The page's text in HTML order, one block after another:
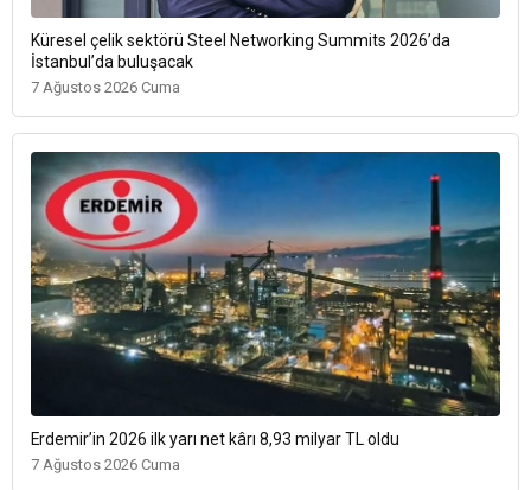
Küresel çelik sektörü Steel Networking Summits 2026’da
İstanbul’da buluşacak
7 Ağustos 2026 Cuma
Erdemir’in 2026 ilk yarı net kârı 8,93 milyar TL oldu
7 Ağustos 2026 Cuma